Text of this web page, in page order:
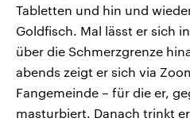
Tabletten und hin und
Goldfisch. Mal lässt er sich
über die Schmerzgrenze
abends zeigt er sich via
Fangemeinde – für die er,
masturbiert. Danach trinkt